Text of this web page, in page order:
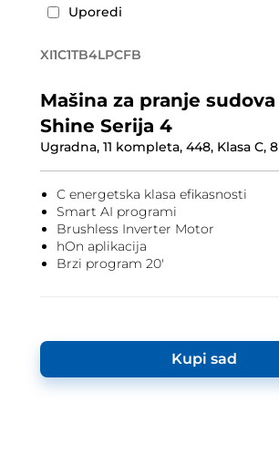
Uporedi
XI1C1TB4LPCFB
Mašina za pranje
Shine Serija 4
Ugradna, 11 kompleta, 448, Klasa C, 8
C energetska klasa efikasnosti
Smart AI programi
Brushless Inverter Motor
hOn aplikacija
Brzi program 20'
Kupi sad